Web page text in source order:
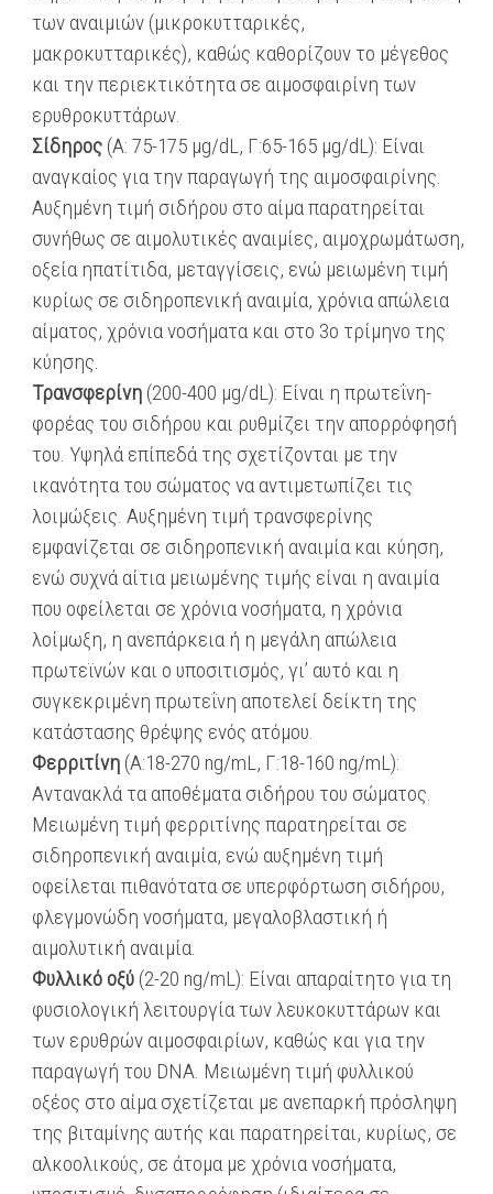
των αναιμιών (μικροκυτταρικές,
μακροκυτταρικές), καθώς καθορίζουν το μέγεθος
και την περιεκτικότητα σε αιμοσφαιρίνη των
ερυθροκυττάρων.
Σίδηρος (A: 75-175 μg/dL, Γ:65-165 μg/dL): Είναι
αναγκαίος για την παραγωγή της αιμοσφαιρίνης.
Αυξημένη τιμή σιδήρου στο αίμα παρατηρείται
συνήθως σε αιμολυτικές αναιμίες, αιμοχρωμάτωση,
οξεία ηπατίτιδα, μεταγγίσεις, ενώ μειωμένη τιμή
κυρίως σε σιδηροπενική αναιμία, χρόνια απώλεια
αίματος, χρόνια νοσήματα και στο 3ο τρίμηνο της
κύησης.
Τρανσφερίνη (200-400 μg/dL): Είναι η πρωτεΐνη-
φορέας του σιδήρου και ρυθμίζει την απορρόφησή
του. Υψηλά επίπεδά της σχετίζονται με την
ικανότητα του σώματος να αντιμετωπίζει τις
λοιμώξεις. Αυξημένη τιμή τρανσφερίνης
εμφανίζεται σε σιδηροπενική αναιμία και κύηση,
ενώ συχνά αίτια μειωμένης τιμής είναι η αναιμία
που οφείλεται σε χρόνια νοσήματα, η χρόνια
λοίμωξη, η ανεπάρκεια ή η μεγάλη απώλεια
πρωτεϊνών και ο υποσιτισμός, γι’ αυτό και η
συγκεκριμένη πρωτεΐνη αποτελεί δείκτη της
κατάστασης θρέψης ενός ατόμου.
Φερριτίνη (A:18-270 ng/mL, Γ:18-160 ng/mL):
Αντανακλά τα αποθέματα σιδήρου του σώματος.
Μειωμένη τιμή φερριτίνης παρατηρείται σε
σιδηροπενική αναιμία, ενώ αυξημένη τιμή
οφείλεται πιθανότατα σε υπερφόρτωση σιδήρου,
φλεγμονώδη νοσήματα, μεγαλοβλαστική ή
αιμολυτική αναιμία.
Φυλλικό οξύ (2-20 ng/mL): Είναι απαραίτητο για τη
φυσιολογική λειτουργία των λευκοκυττάρων και
των ερυθρών αιμοσφαιρίων, καθώς και για την
παραγωγή του DNA. Μειωμένη τιμή φυλλικού
οξέος στο αίμα σχετίζεται με ανεπαρκή πρόσληψη
της βιταμίνης αυτής και παρατηρείται, κυρίως, σε
αλκοολικούς, σε άτομα με χρόνια νοσήματα,